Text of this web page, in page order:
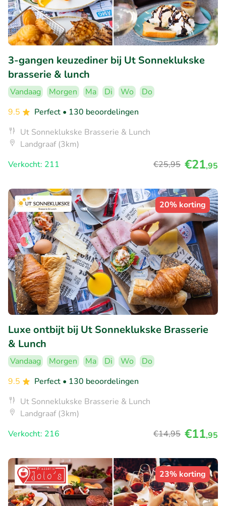
3-gangen keuzediner bij Ut Sonneklukske
brasserie & lunch
Vandaag Morgen Ma Di Wo
Do
9.5
Perfect • 130 beoordelingen
Ut Sonneklukske Brasserie & Lunch
Landgraaf (3km)
Verkocht: 211
€25,95 €21,95
20% korting
Luxe ontbijt bij Ut Sonneklukske Brasserie
& Lunch
Vandaag Morgen Ma Di Wo
Do
9.5
Perfect • 130 beoordelingen
Ut Sonneklukske Brasserie & Lunch
Landgraaf (3km)
Verkocht: 216
€14,95 €11,95
23% korting